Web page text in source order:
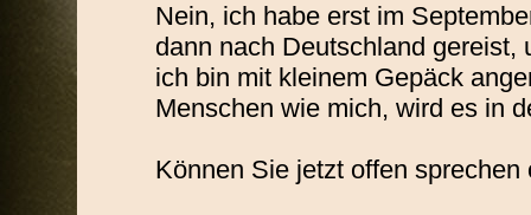
Nein, ich habe erst im
dann nach Deutschland
ich bin mit kleinem Gepäck
Menschen wie mich, wird es in
Können Sie jetzt offen